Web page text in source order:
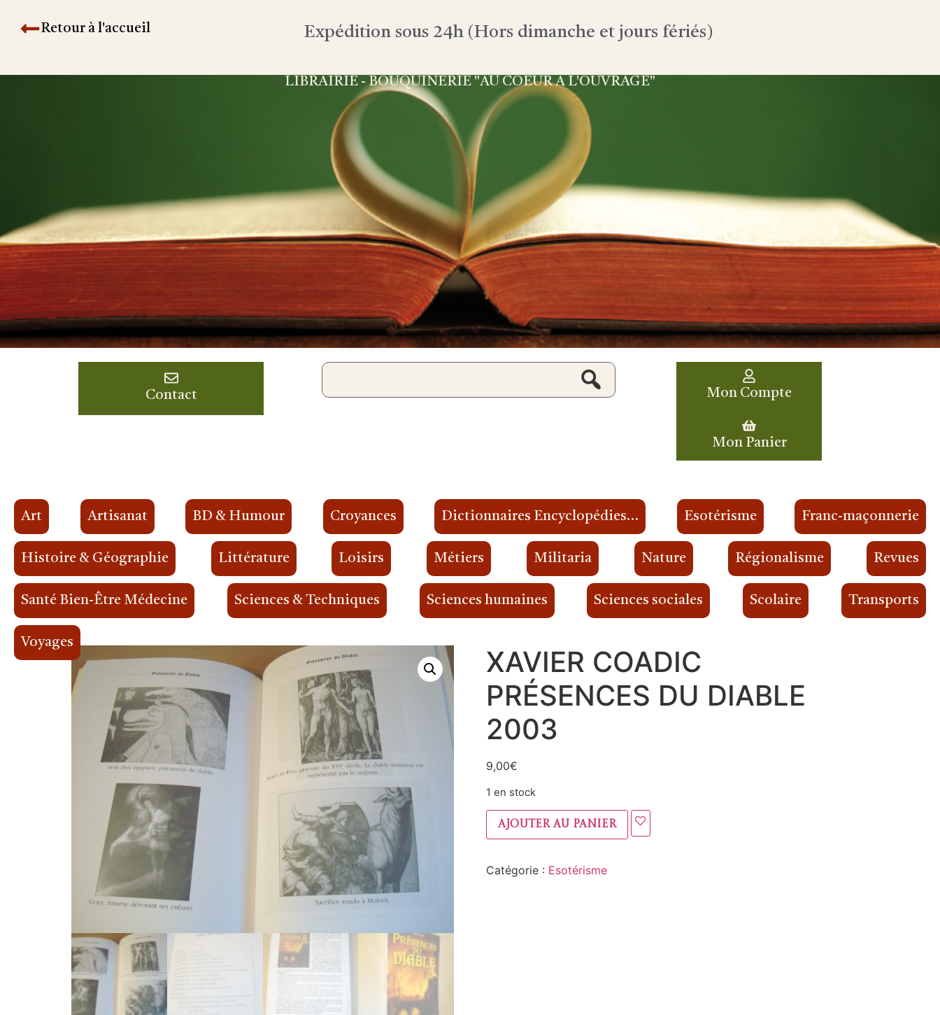
Retour à l'accueil Expédition sous 24h (Hors dimanche et jours fériés)
LIBRAIRIE - BOUQUINERIE "AU COEUR À L'OUVRAGE"
Contact Mon Compte
Mon Panier
Art Artisanat BD & Humour Croyances Dictionnaires Encyclopédies… Esotérisme Franc-maçonnerie
Histoire & Géographie Littérature Loisirs Métiers Militaria Nature Régionalisme Revues
Santé Bien-Être Médecine Sciences & Techniques Sciences humaines Sciences sociales Scolaire Transports
Voyages
XAVIER COADIC
PRÉSENCES DU DIABLE
2003
9,00€
1 en stock
Ajouter au panier
Catégorie : Esotérisme